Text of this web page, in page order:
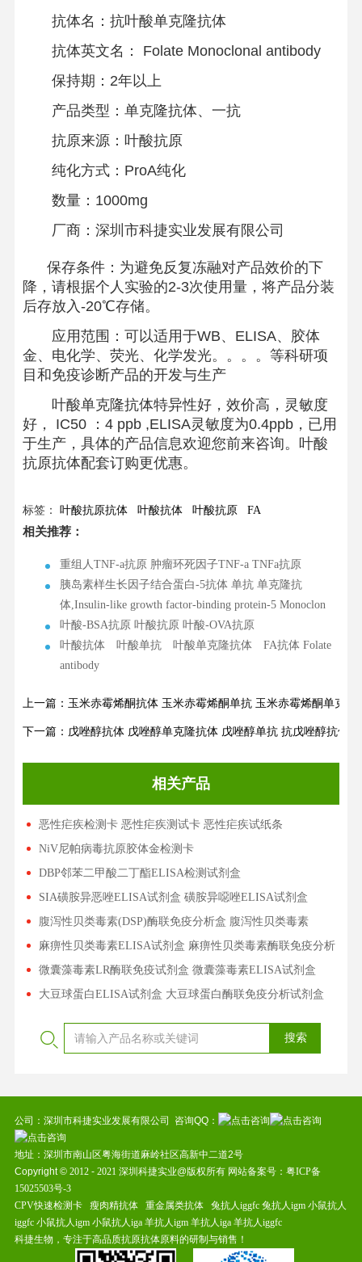
抗体名：抗叶酸单克隆抗体
抗体英文名： Folate Monoclonal antibody
保持期：2年以上
产品类型：单克隆抗体、一抗
抗原来源：叶酸抗原
纯化方式：ProA纯化
数量：1000mg
厂商：深圳市科捷实业发展有限公司
保存条件：为避免反复冻融对产品效价的下
降，请根据个人实验的2-3次使用量，将产品分装
后存放入-20℃存储。
应用范围：可以适用于WB、ELISA、胶体
金、电化学、荧光、化学发光。。。。等科研项
目和免疫诊断产品的开发与生产
叶酸单克隆抗体特异性好，效价高，灵敏度
好， IC50 ：4 ppb ,ELISA灵敏度为0.4ppb，已用
于生产，具体的产品信息欢迎您前来咨询。叶酸
抗原抗体配套订购更优惠。
标签： 叶酸抗原抗体 叶酸抗体 叶酸抗原 FA
相关推荐：
重组人TNF-a抗原 肿瘤环死因子TNF-a TNFa抗原
胰岛素样生长因子结合蛋白-5抗体 单抗 单克隆抗
体,Insulin-like growth factor-binding protein-5 Monoclon
叶酸-BSA抗原 叶酸抗原 叶酸-OVA抗原
叶酸抗体 叶酸单抗 叶酸单克隆抗体 FA抗体 Folate
antibody
上一篇：玉米赤霉烯酮抗体 玉米赤霉烯酮单抗 玉米赤霉烯酮单克隆
下一篇：戊唑醇抗体 戊唑醇单克隆抗体 戊唑醇单抗 抗戊唑醇抗体
相关产品
恶性疟疾检测卡 恶性疟疾测试卡 恶性疟疾试纸条
NiV尼帕病毒抗原胶体金检测卡
DBP邻苯二甲酸二丁酯ELISA检测试剂盒
SIA磺胺异恶唑ELISA试剂盒 磺胺异噁唑ELISA试剂盒
腹泻性贝类毒素(DSP)酶联免疫分析盒 腹泻性贝类毒素
ELISA试剂盒
麻痹性贝类毒素ELISA试剂盒 麻痹性贝类毒素酶联免疫分析
试剂盒
微囊藻毒素LR酶联免疫试剂盒 微囊藻毒素ELISA试剂盒
大豆球蛋白ELISA试剂盒 大豆球蛋白酶联免疫分析试剂盒
公司：深圳市科捷实业发展有限公司 咨询QQ：
地址：深圳市南山区粤海街道麻岭社区高新中二道2号
Copyright © 2012 - 2021 深圳科捷实业@版权所有 网站备案号： 粤ICP备
15025503号-3
CPV快速检测卡
瘦肉精抗体 重金属类抗体 兔抗人iggfc 兔抗人igm 小鼠抗人
iggfc 小鼠抗人igm 小鼠抗人iga 羊抗人igm 羊抗人iga 羊抗人iggfc
科捷生物，专注于高品质抗原抗体原料的研制与销售！